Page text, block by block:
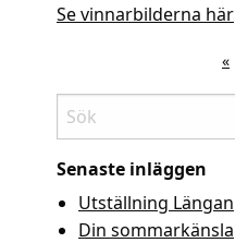
Se vinnarbilderna här
«
Senaste inläggen
Utställning Längan
Din sommarkänsla